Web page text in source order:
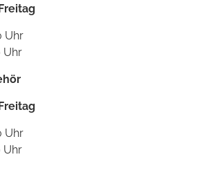
Uhr
Uhr
Uhr
Uhr